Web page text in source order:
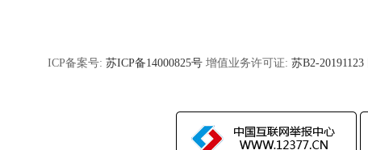
ICP备案号: 苏ICP备14000825号 增值业务许可证: 苏B2-20191123